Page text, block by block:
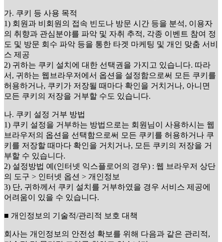
가. 쿠키 등 사용 목적
1) 회원과 비회원의 접속 빈도나 방문 시간 등을 분석, 이용자
의 취향과 관심분야를 파악 및 자취 추적, 각종 이벤트 참여 정
도 및 방문 회수 파악 등을 통한 타겟 마케팅 및 개인 맞춤 서비
스 제공
2) 귀하는 쿠키 설치에 대한 선택권을 가지고 있습니다. 따라
서, 귀하는 웹브라우저에서 옵션을 설정함으로써 모든 쿠키를
허용하거나, 쿠키가 저장될 때마다 확인을 거치거나, 아니면
모든 쿠키의 저장을 거부할 수도 있습니다.
나. 쿠키 설정 거부 방법
1) 쿠키 설정을 거부하는 방법으로는 회원님이 사용하시는 웹
브라우저의 옵션을 선택함으로써 모든 쿠키를 허용하거나 쿠
키를 저장할 때마다 확인을 거치거나, 모든 쿠키의 저장을 거
부할 수 있습니다.
2) 설정방법 예(인터넷 익스플로어의 경우) : 웹 브라우저 상단
의 도구 > 인터넷 옵션 > 개인정보
3) 단, 귀하께서 쿠키 설치를 거부하였을 경우 서비스 제공에
어려움이 있을 수 있습니다.
■ 개인정보의 기술적/관리적 보호 대책
회사는 개인정보의 안전성 확보를 위해 다음과 같은 관리적,